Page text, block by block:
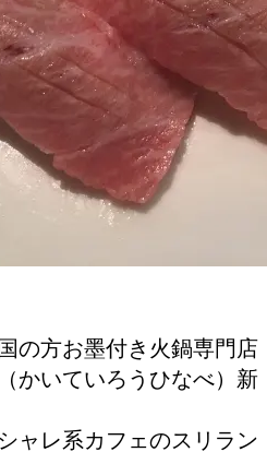
の方お墨付き火鍋専門店
かいていろうひなべ）新
ャレ系カフェのスリラン